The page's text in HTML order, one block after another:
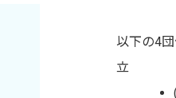
以下の4
立